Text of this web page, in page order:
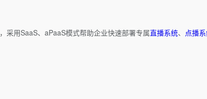
，采用SaaS、aPaaS模式帮助企业快速部署专属直播系统、 点播